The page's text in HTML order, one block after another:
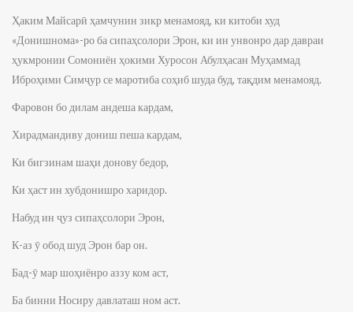
Ҳаким Майсарӣ ҳамчунин зикр менамояд, ки китоби худ
«Донишнома»-ро ба сипаҳсолори Эрон, ки ин унвонро дар давраи
ҳукмронии Сомониён ҳокими Хуросон Абулҳасан Муҳаммад
Иброҳими Симҷур се маротиба соҳиб шуда буд, тақдим менамояд.
Фаровон бо дилам андеша кардам,
Хирадмандиву дониш пеша кардам,
Ки бигзинам шаҳи донову бедор,
Ки ҳаст ин хубдонишро харидор.
Набуд ин ҷуз сипаҳсолори Эрон,
К-аз ӯ обод шуд Эрон бар он.
Бад-ӯ мар шоҳиёнро аззу ком аст,
Ба бинни Носиру давлаташ ном аст.